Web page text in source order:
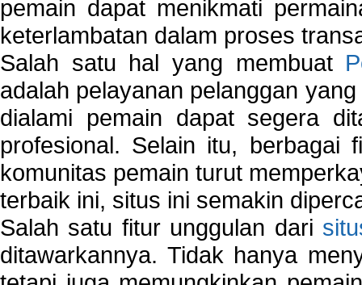
pemain dapat menikmati
keterlambatan dalam proses
Salah satu hal yang membuat
adalah pelayanan pelanggan
dialami pemain dapat segera
profesional. Selain itu, berbagai
komunitas pemain turut
terbaik ini, situs ini semakin
Salah satu fitur unggulan dari
ditawarkannya. Tidak hanya